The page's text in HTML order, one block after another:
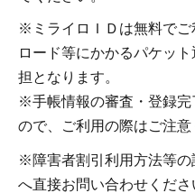
※ミライロＩＤは無料でご
ロード等にかかるパケッ
担となります。
※手帳情報の審査・登録完
ので、ご利用の際はご注意
※障害者割引利用方法等の
へ直接お問い合わせくださ